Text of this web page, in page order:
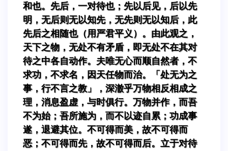
和也。先后，一对待也；先以后见，后以先
明，无后则无以知先，无先则无以知后，此
先后之相随也（用严君平义）。由此观之，
天下之物，无处不有矛盾，即无处不在其对
待之中各自动作。夫唯无心而顺自然者，不
求功，不求名，因天任物而治。「处无为之
事，行不言之教」，深澈乎万物相反相成之
理，消息盈虚，与时俱行。万物并作，而吾
不为始；吾所施为，而不以迹自累；功成事
遂，退避其位。不可得而美，故不可得而
恶；不可得而先，故不可得而后。立于对待